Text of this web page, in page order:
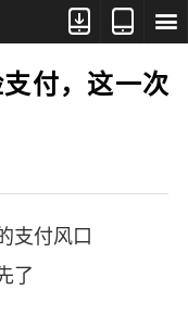



付，这一次
支付风口
了